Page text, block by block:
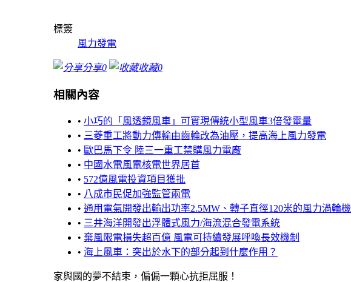
標簽
風力發電
分享0 收藏0
相關內容
• 小巧的「風透鏡風車」可實現傳統小型風車3倍發電量
• 三菱重工將動力傳輸由齒輪改為油壓，提高海上風力發電
• 歐巴馬下令 陸三一重工禁購風力電廠
• 中國水電風電核電世界居首
• 572億風電投資項目獲批
• 八成市民促加強監管兩電
• 通用電氣開發出輸出功率2.5MW、轉子直徑120米的風力渦輪機
• 三井海洋開發出浮體式風力/海流混合發電系統
• 棄風限電損失超百億 風電可持續發展呼喚長效機制
• 海上風車：突出於水下的部分起到什麼作用？
家與國的夢不結束，偏偏一顆心抗拒屈服！